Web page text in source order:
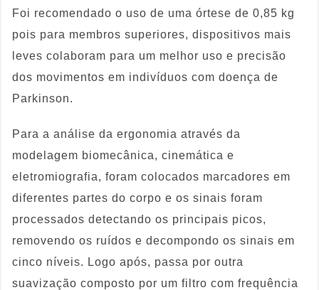
Foi recomendado o uso de uma órtese de 0,85 kg
pois para membros superiores, dispositivos mais
leves colaboram para um melhor uso e precisão
dos movimentos em indivíduos com doença de
Parkinson.
Para a análise da ergonomia através da
modelagem biomecânica, cinemática e
eletromiografia, foram colocados marcadores em
diferentes partes do corpo e os sinais foram
processados detectando os principais picos,
removendo os ruídos e decompondo os sinais em
cinco níveis. Logo após, passa por outra
suavização composto por um filtro com frequência